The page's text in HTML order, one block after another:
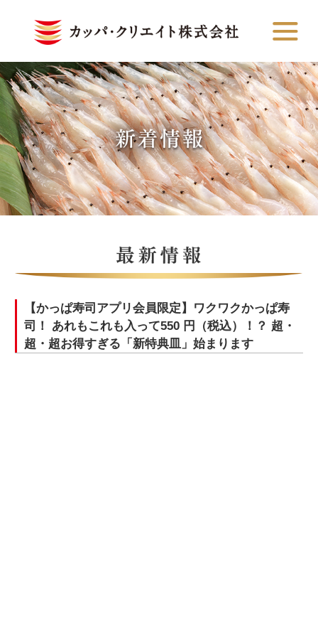
【かっぱ寿司アプリ会員限定】ワクワクかっぱ寿
司！ あれもこれも入って550 円（税込）！？ 超・
超・超お得すぎる「新特典皿」始まります